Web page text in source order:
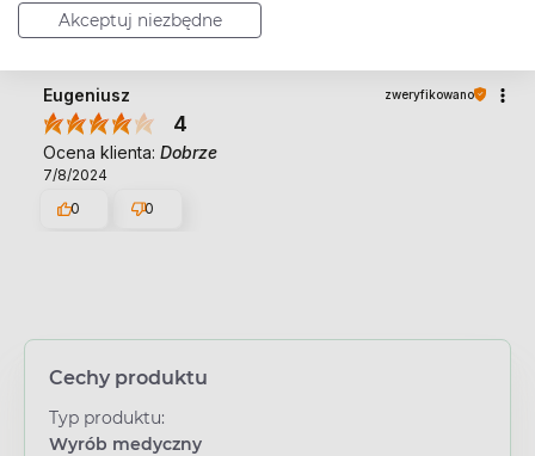
Akceptuj niezbędne
0
0
Eugeniusz zweryfikowano
4
Ocena klienta: Dobrze
7/8/2024
0
0
Cechy produktu
Typ produktu:
Wyrób medyczny